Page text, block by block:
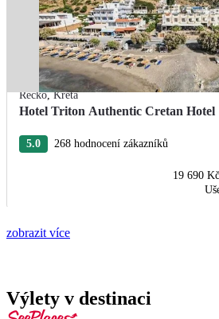
Řecko,Kréta
Hotel Triton Authentic Cretan Hotel
5.0 268 hodnocení zákazníků
19 690 Kč
zobrazit více
Výlety v destinaci